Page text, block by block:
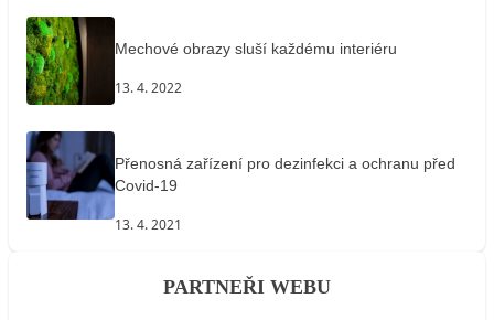
Mechové obrazy sluší každému interiéru
13. 4. 2022
Přenosná zařízení pro dezinfekci a ochranu před
Covid-19
13. 4. 2021
PARTNEŘI WEBU